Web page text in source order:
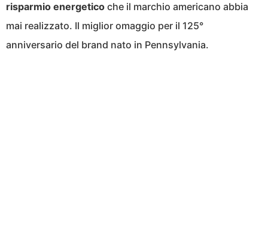
risparmio energetico che il marchio americano abbia
mai realizzato. Il miglior omaggio per il 125°
anniversario del brand nato in Pennsylvania.